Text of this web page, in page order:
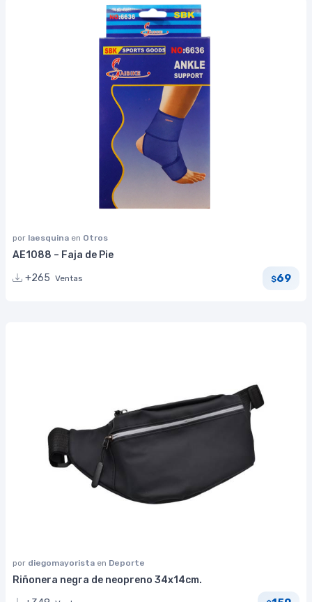
por laesquina en Otros
AE1088 – Faja de Pie
+265 Ventas $69
por diegomayorista en Deporte
Riñonera negra de neopreno 34x14cm.